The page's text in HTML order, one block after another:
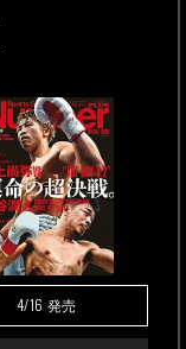
4/16 発売